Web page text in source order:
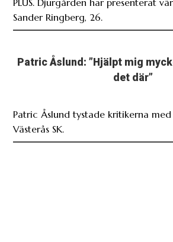
PLUS. Djurgården har presenterat
Sander Ringberg, 26.
Patric Åslund: ”Hjälpt mig
det där”
Patric Åslund tystade kritikerna
Västerås SK.